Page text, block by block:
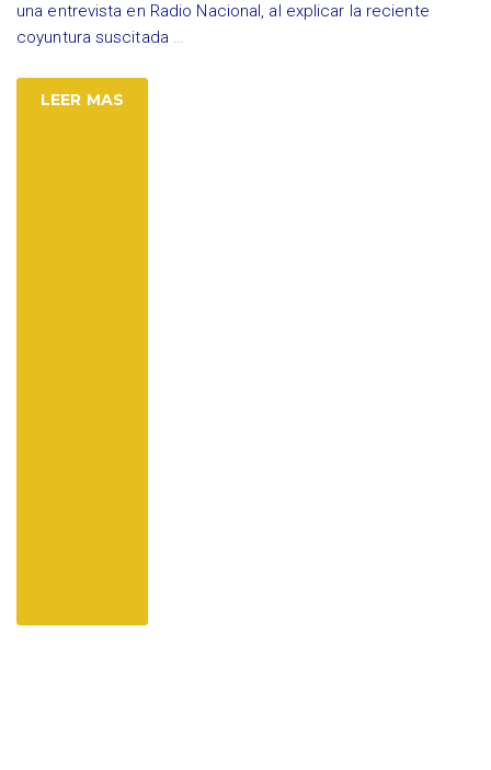
una entrevista en Radio Nacional, al explicar la reciente
coyuntura suscitada …
LEER MAS